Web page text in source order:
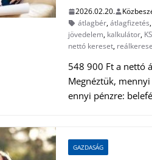
2026.02.20.
átlagbér,átlagfizetés,
jövedelem, kalkulátor,
nettó kereset,
548 900 Ft a nettó
Megnéztük,
ennyi pénzre:
GAZDASÁG